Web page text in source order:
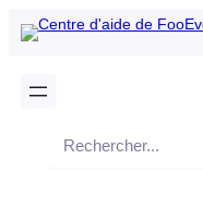
Recherche